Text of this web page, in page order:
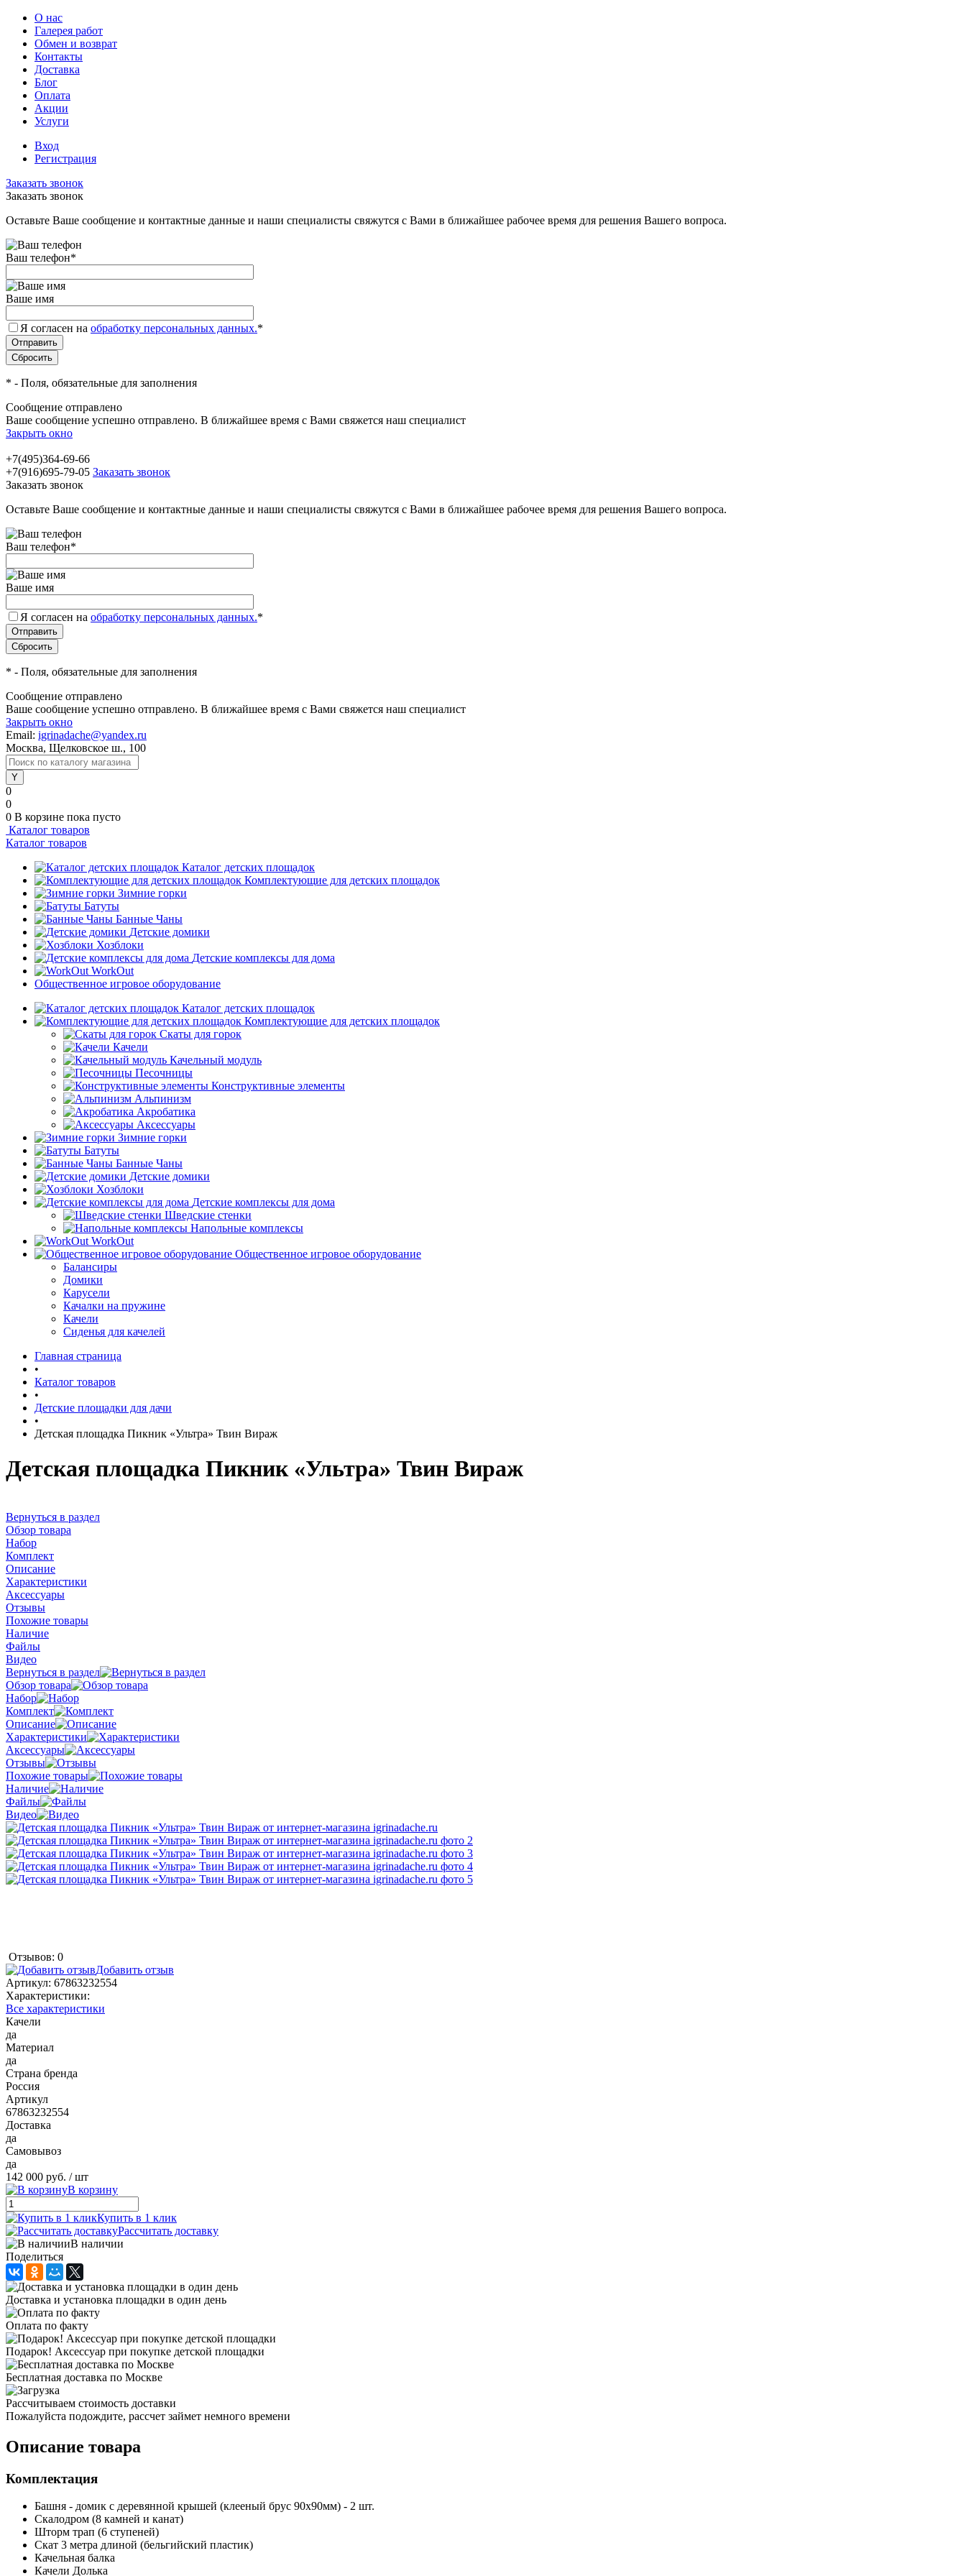
О нас
Галерея работ
Обмен и возврат
Контакты
Доставка
Блог
Оплата
Акции
Услуги
Вход
Регистрация
Заказать звонок
Заказать звонок
Оставьте Ваше сообщение и контактные данные и наши специалисты свяжутся с Вами в ближайшее рабочее время для решения Вашего вопроса.
Ваш телефон*
Ваше имя
Я согласен на обработку персональных данных.*
* - Поля, обязательные для заполнения
Сообщение отправлено
Ваше сообщение успешно отправлено. В ближайшее время с Вами свяжется наш специалист
Закрыть окно
+7(495)364-69-66
+7(916)695-79-05 Заказать звонок
Заказать звонок
Оставьте Ваше сообщение и контактные данные и наши специалисты свяжутся с Вами в ближайшее рабочее время для решения Вашего вопроса.
Ваш телефон*
Ваше имя
Я согласен на обработку персональных данных.*
* - Поля, обязательные для заполнения
Сообщение отправлено
Ваше сообщение успешно отправлено. В ближайшее время с Вами свяжется наш специалист
Закрыть окно
Email: igrinadache@yandex.ru
Москва, Щелковское ш., 100
0
0
0 В корзине пока пусто
Каталог товаров
Каталог товаров
Каталог детских площадок
Комплектующие для детских площадок
Зимние горки
Батуты
Банные Чаны
Детские домики
Хозблоки
Детские комплексы для дома
WorkOut
Общественное игровое оборудование
Каталог детских площадок
Комплектующие для детских площадок
Скаты для горок
Качели
Качельный модуль
Песочницы
Конструктивные элементы
Альпинизм
Акробатика
Аксессуары
Зимние горки
Батуты
Банные Чаны
Детские домики
Хозблоки
Детские комплексы для дома
Шведские стенки
Напольные комплексы
WorkOut
Общественное игровое оборудование
Балансиры
Домики
Карусели
Качалки на пружине
Качели
Сиденья для качелей
Главная страница
•
Каталог товаров
•
Детские площадки для дачи
•
Детская площадка Пикник «Ультра» Твин Вираж
Детская площадка Пикник «Ультра» Твин Вираж
Вернуться в раздел
Обзор товара
Набор
Комплект
Описание
Характеристики
Аксессуары
Отзывы
Похожие товары
Наличие
Файлы
Видео
Вернуться в раздел
Обзор товара
Набор
Комплект
Описание
Характеристики
Аксессуары
Отзывы
Похожие товары
Наличие
Файлы
Видео
Отзывов: 0
Добавить отзыв
Артикул: 67863232554
Характеристики:
Все характеристики
Качели
да
Материал
да
Страна бренда
Россия
Артикул
67863232554
Доставка
да
Самовывоз
да
142 000 руб. / шт
В корзину
Купить в 1 клик
Рассчитать доставку
В наличии
Поделиться
Доставка и установка площадки в один день
Оплата по факту
Подарок! Аксессуар при покупке детской площадки
Бесплатная доставка по Москве
Рассчитываем стоимость доставки
Пожалуйста подождите, рассчет займет немного времени
Описание товара
Комплектация
Башня - домик с деревянной крышей (клееный брус 90х90мм) - 2 шт.
Скалодром (8 камней и канат)
Шторм трап (6 ступеней)
Скат 3 метра длиной (бельгийский пластик)
Качельная балка
Качели Долька